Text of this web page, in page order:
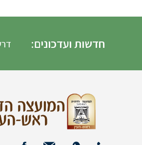
חדשות ועדכונים: